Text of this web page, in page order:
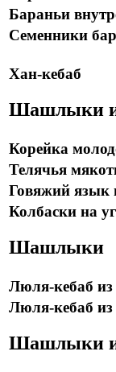
Бараньи
Семенники
Хан-кебаб
Шашлыки
Корейка
Телячья
Говяжий язык
Колбаски на
Шашлыки
Люля-кебаб
Люля-кебаб
Шашлыки